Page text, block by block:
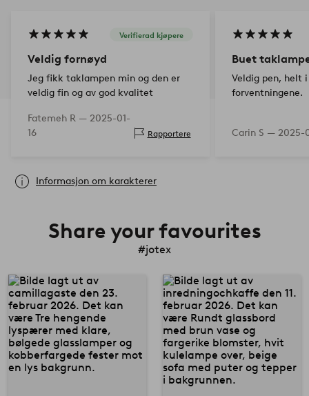
Verifierad kjøpere
Veldig fornøyd
Jeg fikk taklampen min og den er
veldig fin og av god kvalitet
Fatemeh R — 2025-01-
16
Rapportere
Buet
Veldig pen, helt
forventningene.
Carin S — 2025-
Informasjon om karakterer
Share your favourites
#jotex